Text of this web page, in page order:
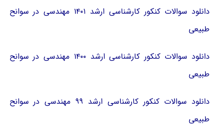
دانلود سوالات کنکور کارشناسی ارشد ۱۴۰۱ مهندسی در سوانح
طبیعی
دانلود سوالات کنکور کارشناسی ارشد ۱۴۰۰ مهندسی در سوانح
طبیعی
دانلود سوالات کنکور کارشناسی ارشد ۹۹ مهندسی در سوانح
طبیعی